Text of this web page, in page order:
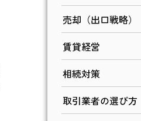
売却（出口戦略）
賃貸経営
相続対策
取引業者の選び方